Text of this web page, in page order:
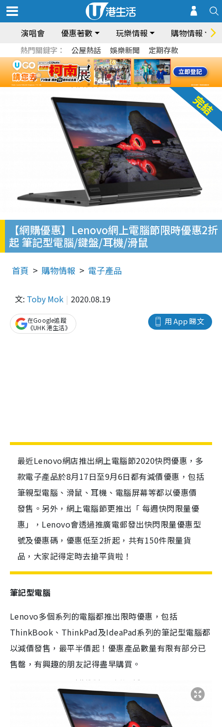
演唱會 優惠著數 玩樂情報 購物情報
熱門關鍵字： 公屋熱話 娛樂新聞 定期存款
【網購優惠】Lenovo網上電腦節限時優惠2折
起 筆記型電腦/鍵盤/耳機/滑鼠
首頁 購物情報 電子產品
文: Toby Mok 2020.08.19
用 App 睇文
在Google追蹤
《UHK 港生活》
最近Lenovo網店推出網上電腦節2020快閃優惠，多
款電子產品於8月17日至9月6日都有減價優惠，包括
筆親型電腦、滑鼠、耳機、電腦屏幕等都以優惠價
發售。另外，網上電腦節更推出「 每週快閃限量優
惠」，Lenovo會透過推廣電郵發出快閃限量優惠型
號及優惠碼，優惠低至2折起，共有150件限量貨
品，大家記得定時去搶平貨啦！
筆記型電腦
Lenovo多個系列的電腦都推出限時優惠，包括
ThinkBook、ThinkPad及IdeaPad系列的筆記型電腦都
以減價發售，最平半價起！優惠產品數量有限有部分已
售罄，有興趣的朋友記得盡早購買。